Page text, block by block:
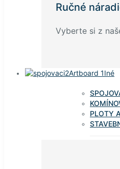
Ručné
Vyberte si z
Iné
PLOTY